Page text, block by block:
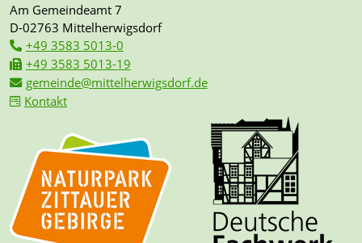
Am Gemeindeamt 7
D-02763 Mittelherwigsdorf
+49 3583 5013-0
+49 3583 5013-19
gemeinde@mittelherwigsdorf.de
Kontakt